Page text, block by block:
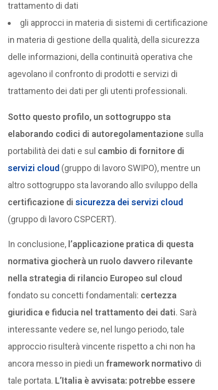
trattamento di dati
gli approcci in materia di sistemi di certificazione
in materia di gestione della qualità, della sicurezza
delle informazioni, della continuità operativa che
agevolano il confronto di prodotti e servizi di
trattamento dei dati per gli utenti professionali.
Sotto questo profilo, un sottogruppo sta
elaborando codici di autoregolamentazionesulla
portabilità dei dati e sul cambio di fornitore di
servizi cloud (gruppo di lavoro SWIPO), mentre un
altro sottogruppo sta lavorando allo sviluppo della
certificazione di sicurezza dei servizi cloud
(gruppo di lavoro CSPCERT).
In conclusione, l’applicazione pratica di questa
normativa giocherà un ruolo davvero rilevante
nella strategia di rilancio Europeo sul cloud
fondato su concetti fondamentali: certezza
giuridica e fiducia nel trattamento dei dati. Sarà
interessante vedere se, nel lungo periodo, tale
approccio risulterà vincente rispetto a chi non ha
ancora messo in piedi un framework normativo di
tale portata. L’Italia è avvisata: potrebbe essere